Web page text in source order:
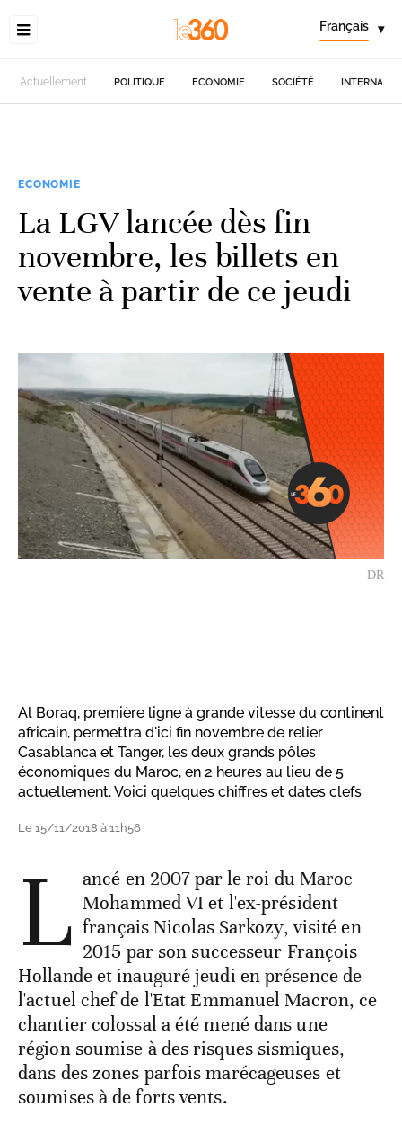
Français ▾
Actuellement POLITIQUE ECONOMIE SOCIÉTÉ
ECONOMIE
La LGV lancée dès fin
novembre, les billets en
vente à partir de ce jeudi
DR
Al Boraq, première ligne à grande vitesse du continent
africain, permettra d'ici fin novembre de relier
Casablanca et Tanger, les deux grands pôles
économiques du Maroc, en 2 heures au lieu de 5
actuellement. Voici quelques chiffres et dates clefs
Le 15/11/2018 à 11h56
L ancé en 2007 par le roi du Maroc
Mohammed VI et l'ex-président
français Nicolas Sarkozy, visité en
2015 par son successeur François
Hollande et inauguré jeudi en présence de
l'actuel chef de l'Etat Emmanuel Macron, ce
chantier colossal a été mené dans une
région soumise à des risques sismiques,
dans des zones parfois marécageuses et
soumises à de forts vents.